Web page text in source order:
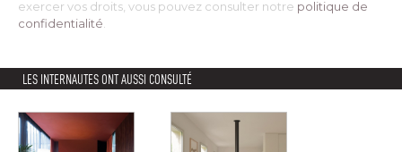
exercer vos droits, vous pouvez consulter notre politique de
confidentialité
LES INTERNAUTES ONT AUSSI CONSULTÉ